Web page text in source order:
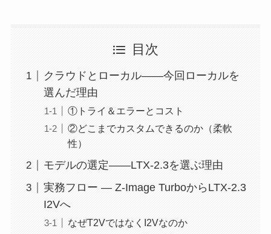
目次
クラウドとローカル——今回ローカルを
選んだ理由
①トライ＆エラーとコスト
②どこまでカスタムできるのか（柔軟
性）
モデルの選定——LTX-2.3を選ぶ理由
実務フロー — Z-Image TurboからLTX-2.3
I2Vへ
なぜT2VではなくI2Vなのか